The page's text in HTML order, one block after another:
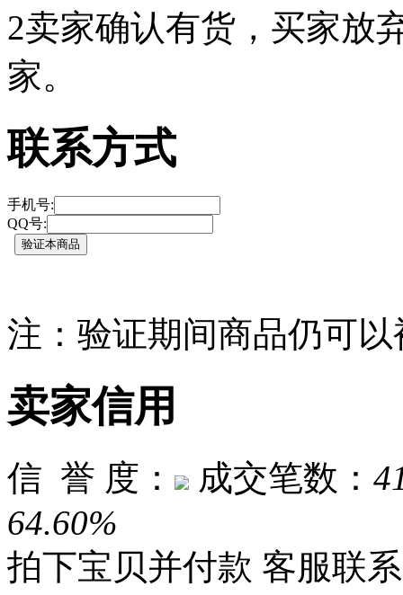
2卖家确认有货，买家放
家。
联系方式
手机号:
QQ号:
注：验证期间商品仍可
卖家信用
信 誉 度： 成交笔数：
64.60%
拍下宝贝并付款 客服联